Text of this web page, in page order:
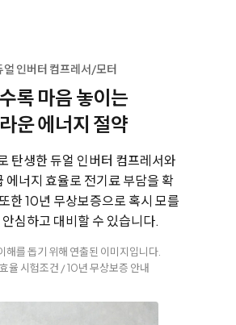
얼 인버터 컴프레서/모터
록 마음 놓이는
운 에너지 절약
탄생한 듀얼 인버터 컴프레서와
에너지 효율로 전기료 부담을 확
또한 10년 무상보증으로 혹시 모를
심하고 대비할 수 있습니다.
해를 돕기 위해 연출된 이미지입니다.
율 시험조건 / 10년 무상보증 안내